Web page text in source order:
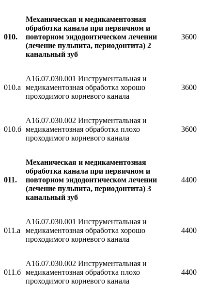
010.
Механическая и медикаментозная
обработка канала при первичном и
повторном эндодонтическом лечении
(лечение пульпита, периодонтита) 2
канальный зуб
3600
010.а
A16.07.030.001 Инструментальная и
медикаментозная обработка хорошо
проходимого корневого канала
3600
010.б
A16.07.030.002 Инструментальная и
медикаментозная обработка плохо
проходимого корневого канала
3600
011.
Механическая и медикаментозная
обработка канала при первичном и
повторном эндодонтическом лечении
(лечение пульпита, периодонтита) 3
канальный зуб
4400
011.а
A16.07.030.001 Инструментальная и
медикаментозная обработка хорошо
проходимого корневого канала
4400
011.б
A16.07.030.002 Инструментальная и
медикаментозная обработка плохо
проходимого корневого канала
4400